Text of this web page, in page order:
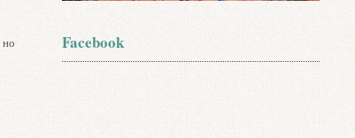
но
Facebook